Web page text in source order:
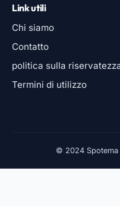
Link utili
Chi siamo
Contatto
politica sulla
Termini di utilizzo
© 2024 Spotema